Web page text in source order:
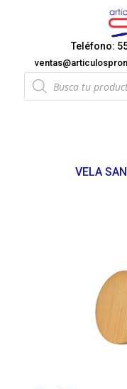
Teléfono:
Products
search
VELA